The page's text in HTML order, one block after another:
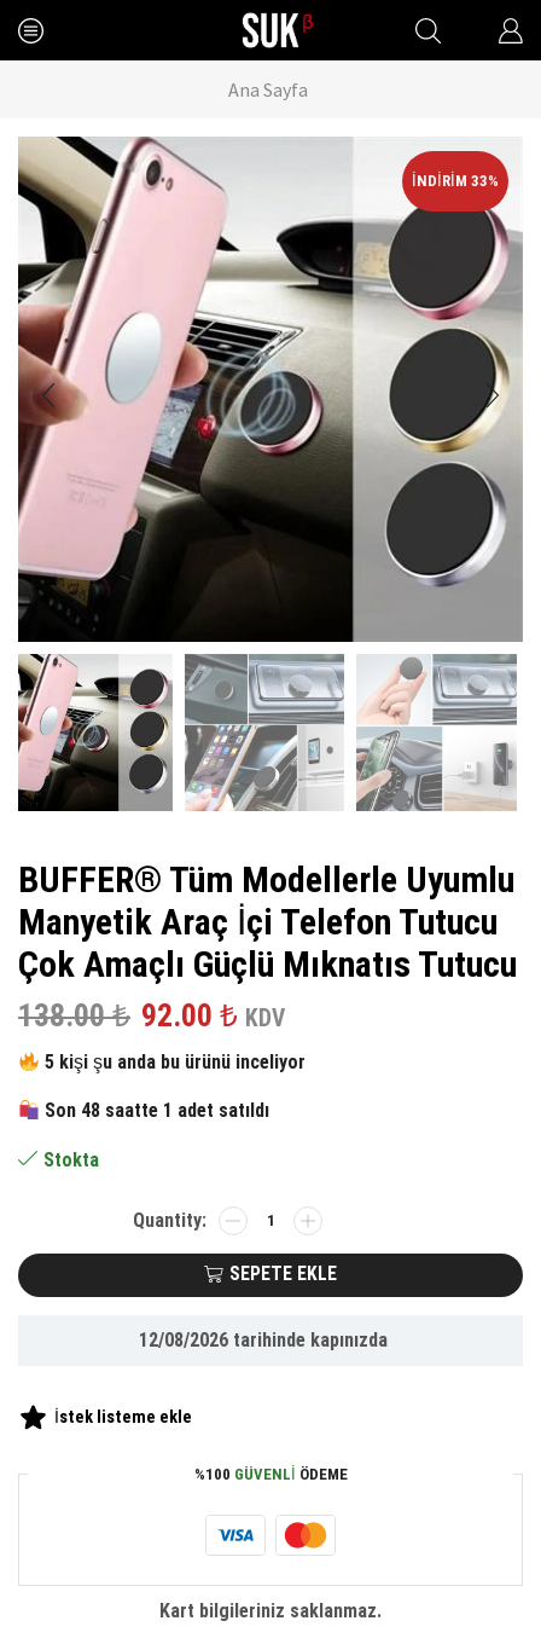
Ana Sayfa
İNDIRIM 33%
BUFFER® Tüm Modellerle Uyumlu
Manyetik Araç İçi Telefon Tutucu
Çok Amaçlı Güçlü Mıknatıs Tutucu
138.00₺ Orijinal
fiyat:
138.00 ₺.
92.00 ₺ Şu
andaki
fiyat:
KDV
5 kişi şu anda bu ürünü inceliyor
Son 48 saatte 1 adet satıldı
Stokta
BUFFER®
Tüm
Modellerle
Uyumlu
Araç
Amaçlı
Mıknatıs
Tutucu
adet
SEPETE EKLE
12/08/2026 tarihinde kapınızda
İstek listeme ekle
%100 GÜVENLI ÖDEME
Kart bilgileriniz saklanmaz.